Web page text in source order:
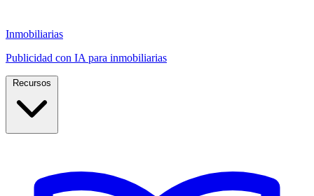
Inmobiliarias
Publicidad con IA para inmobiliarias